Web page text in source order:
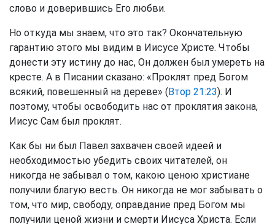
слово и доверившись Его любви.
Но откуда мы знаем, что это так? Окончательную
гарантию этого мы видим в Иисусе Христе. Чтобы
донести эту истину до нас, Он должен был умереть на
кресте. А в Писании сказано: «Проклят пред Богом
всякий, повешенный на дереве» (Втор 21:23). И
поэтому, чтобы освободить нас от проклятия закона,
Иисус Сам был проклят.
Как бы ни был Павел захвачен своей идеей и
необходимостью убедить своих читателей, он
никогда не забывал о том, какою ценою христиане
получили благую весть. Он никогда не мог забывать о
том, что мир, свободу, оправдание пред Богом мы
получили ценой жизни и смерти Иисуса Христа. Если